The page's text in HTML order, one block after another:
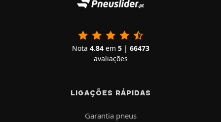
Nota 4.84em 5| 66473
avaliações
LIGAÇÕES RÁPIDAS
Garantia pneus